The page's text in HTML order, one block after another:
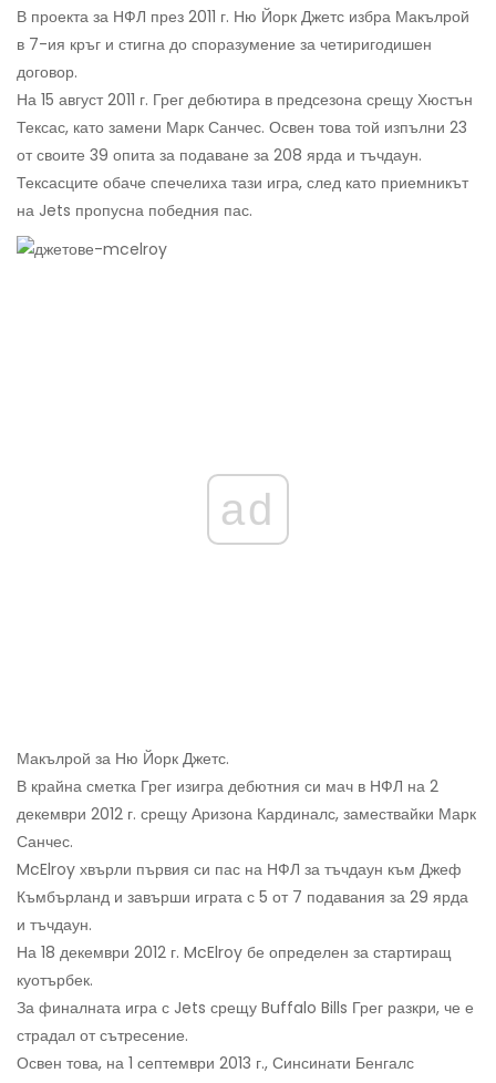
В проекта за НФЛ през 2011 г. Ню Йорк Джетс избра Макълрой
в 7-ия кръг и стигна до споразумение за четиригодишен
договор.
На 15 август 2011 г. Грег дебютира в предсезона срещу Хюстън
Тексас, като замени Марк Санчес. Освен това той изпълни 23
от своите 39 опита за подаване за 208 ярда и тъчдаун.
Тексасците обаче спечелиха тази игра, след като приемникът
на Jets пропусна победния пас.
ad
Макълрой за Ню Йорк Джетс.
В крайна сметка Грег изигра дебютния си мач в НФЛ на 2
декември 2012 г. срещу Аризона Кардиналс, замествайки Марк
Санчес.
McElroy хвърли първия си пас на НФЛ за тъчдаун към Джеф
Къмбърланд и завърши играта с 5 от 7 подавания за 29 ярда
и тъчдаун.
На 18 декември 2012 г. McElroy бе определен за стартиращ
куотърбек.
За финалната игра с Jets срещу Buffalo Bills Грег разкри, че е
страдал от сътресение.
Освен това, на 1 септември 2013 г., Синсинати Бенгалс